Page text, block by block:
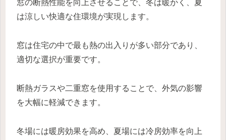
窓の断熱性能を向上させることで、冬は暖かく、夏
は涼しい快適な住環境が実現します。
窓は住宅の中で最も熱の出入りが多い部分であり、
適切な選択が重要です。
断熱ガラスや二重窓を使用することで、外気の影響
を大幅に軽減できます。
冬場には暖房効果を高め、夏場には冷房効率を向上